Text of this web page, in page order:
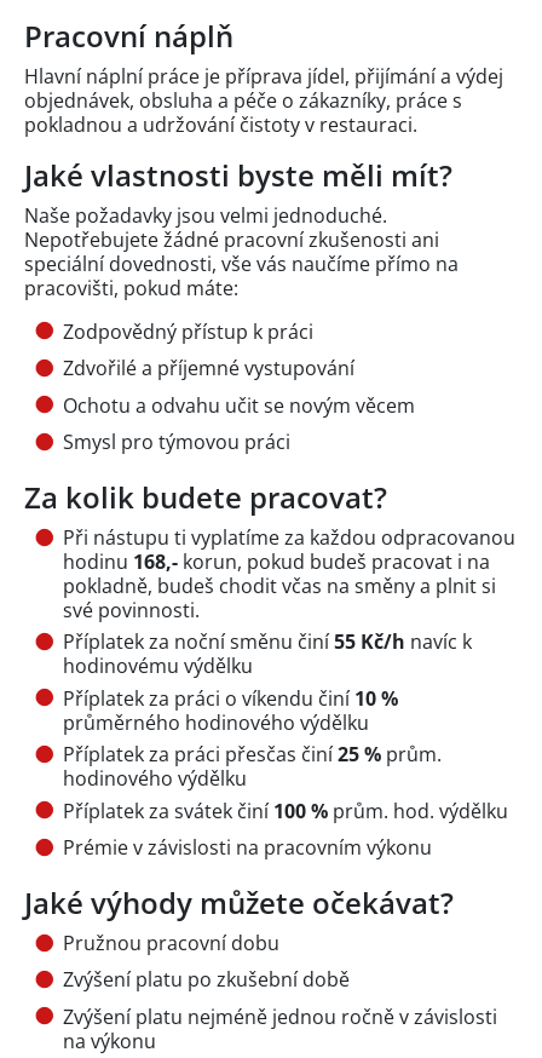
Pracovní náplň
Hlavní náplní práce je příprava jídel, přijímání a výdej
objednávek, obsluha a péče o zákazníky, práce s
pokladnou a udržování čistoty v restauraci.
Jaké vlastnosti byste měli mít?
Naše požadavky jsou velmi jednoduché.
Nepotřebujete žádné pracovní zkušenosti ani
speciální dovednosti, vše vás naučíme přímo na
pracovišti, pokud máte:
Zodpovědný přístup k práci
Zdvořilé a příjemné vystupování
Ochotu a odvahu učit se novým věcem
Smysl pro týmovou práci
Za kolik budete pracovat?
Při nástupu ti vyplatíme za každou odpracovanou
hodinu 168,- korun, pokud budeš pracovat i na
pokladně, budeš chodit včas na směny a plnit si
své povinnosti.
Příplatek za noční směnu činí55 Kč/h navíc k
hodinovému výdělku
Příplatek za práci o víkendu činí10 %
průměrného hodinového výdělku
Příplatek za práci přesčas činí25 % prům.
hodinového výdělku
Příplatek za svátek činí100 % prům. hod. výdělku
Prémie v závislosti na pracovním výkonu
Jaké výhody můžete očekávat?
Pružnou pracovní dobu
Zvýšení platu po zkušební době
Zvýšení platu nejméně jednou ročně v závislosti
na výkonu